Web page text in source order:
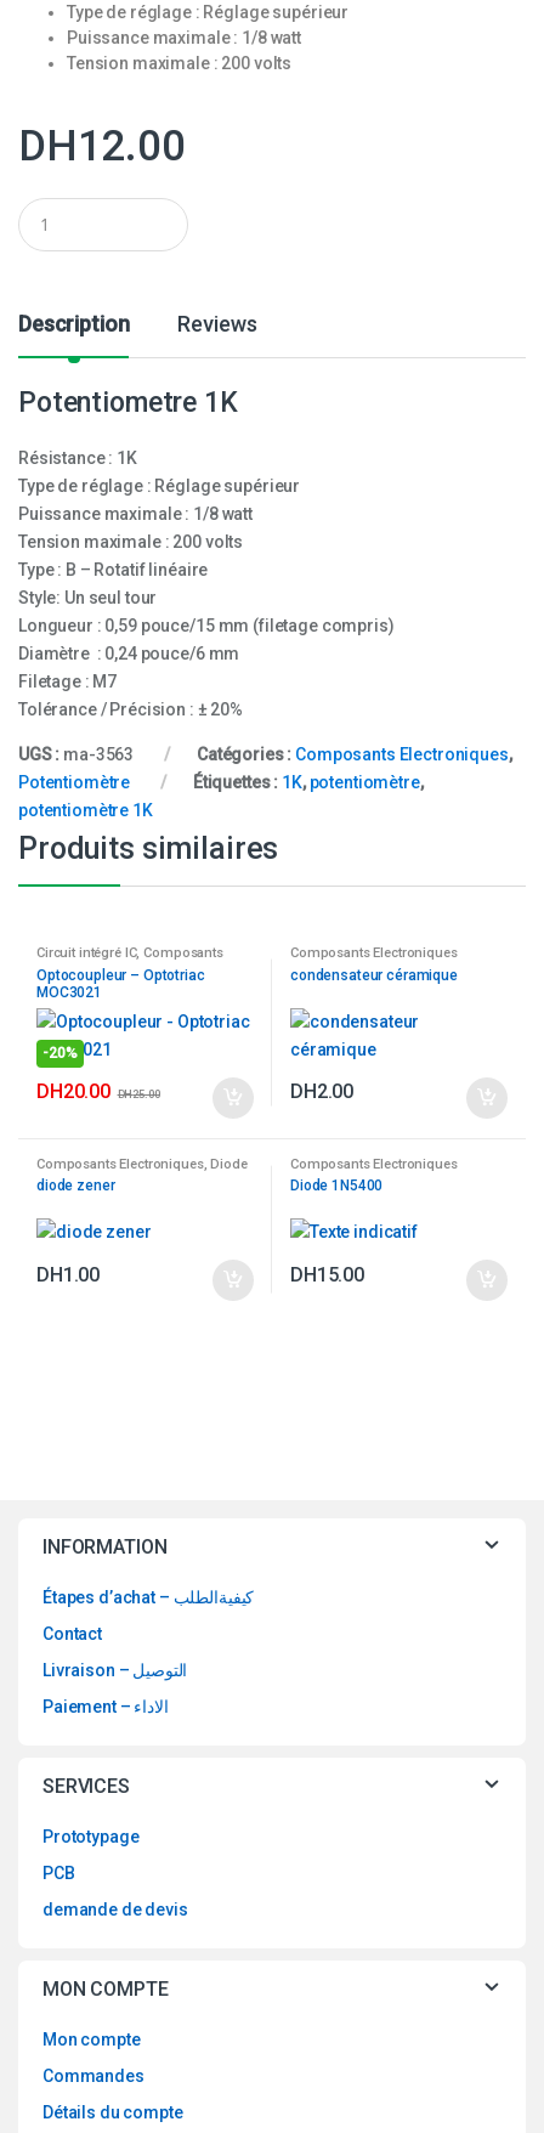
Type de réglage : Réglage supérieur
Puissance maximale : 1/8 watt
Tension maximale : 200 volts
DH12.00
Q
u
i
y
Description Reviews
Potentiometre 1K
Résistance : 1K
Type de réglage : Réglage supérieur
Puissance maximale : 1/8 watt
Tension maximale : 200 volts
Type : B – Rotatif linéaire
Style: Un seul tour
Longueur : 0,59 pouce/15 mm (filetage compris)
Diamètre : 0,24 pouce/6 mm
Filetage : M7
Tolérance / Précision : ± 20%
UGS : ma-3563 Catégories : Composants Electroniques,
Potentiomètre
Étiquettes : 1K,potentiomètre,
potentiomètre 1K
Produits similaires
Circuit intégré IC,Composants
Electroniques
Optocoupleur – Optotriac
MOC3021
-20%
DH20.00 DH25.00
Composants Electroniques
condensateur céramique
DH2.00
Composants Electroniques,Diode
diode zener
DH1.00
Composants Electroniques
Diode 1N5400
DH15.00
INFORMATION
Étapes d’achat – كيفيةالطلب
Contact
Livraison – التوصيل
Paiement – الاداء
SERVICES
Prototypage
PCB
demande de devis
MON COMPTE
Mon compte
Commandes
Détails du compte